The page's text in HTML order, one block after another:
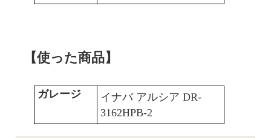
【使った商品】
ガレージ
イナバ アルシア DR-
3162HPB-2